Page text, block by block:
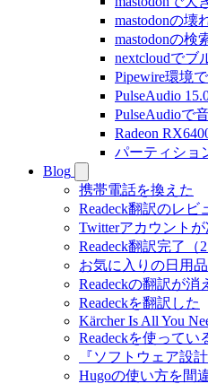
mastodonの壊
mastodonの検
nextcloudでブ
Pipewire環境
PulseAudio
PulseAudioで
Radeon
パーティショ
Blog
携帯電話を換えた
Readeck翻訳のレビ
Twitterアカウントが
Readeck翻訳完了（2
お気に入りの日用品
Readeckの翻訳が消
Readeckを翻訳した
Kärcher Is All You
Readeckを使ってい
『ソフトウェア設
Hugoの使い方を間